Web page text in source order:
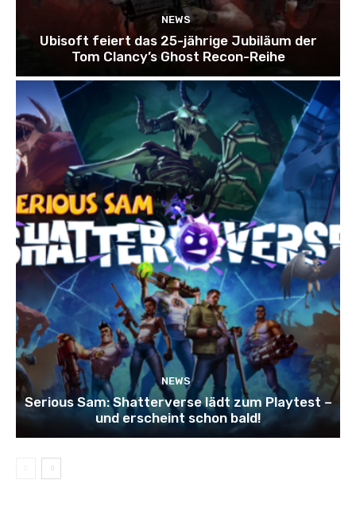
NEWS
Ubisoft feiert das 25-jährige Jubiläum der
Tom Clancy’s Ghost Recon-Reihe
NEWS
Serious Sam: Shatterverse lädt zum Playtest –
und erscheint schon bald!